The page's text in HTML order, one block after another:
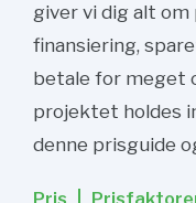
giver vi dig alt
finansiering,
betale for meget
projektet holdes
denne prisguide